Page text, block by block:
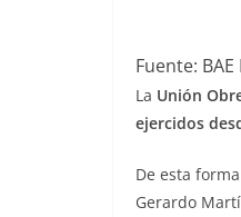
Fuente:
La Unión
ejercidos
De esta
Gerardo